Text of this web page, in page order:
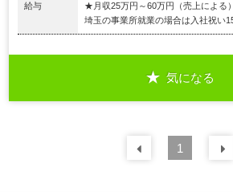
給与
★月収25万円～60万円（売上による
埼玉の事業所就業の場合は入社祝い
気になる
前の 件
1